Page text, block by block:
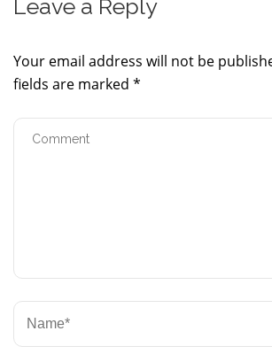
Leave a Reply
Your email address will not be
fields are marked *